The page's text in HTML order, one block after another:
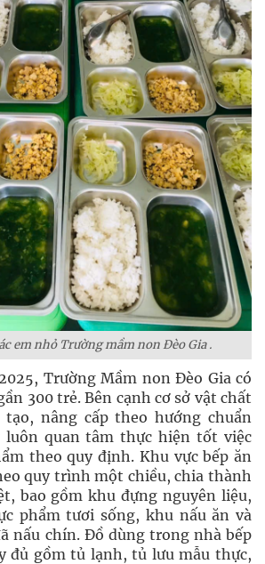
em nhỏ Trường mầm non Đèo Gia .
Trường Mầm non Đèo Gia có
300 trẻ. Bên cạnh cơ sở vật chất
nâng cấp theo hướng chuẩn
luôn quan tâm thực hiện tốt việc
theo quy định. Khu vực bếp ăn
quy trình một chiều, chia thành
bao gồm khu đựng nguyên liệu,
phẩm tươi sống, khu nấu ăn và
nấu chín. Đồ dùng trong nhà bếp
đủ gồm tủ lạnh, tủ lưu mẫu thực,